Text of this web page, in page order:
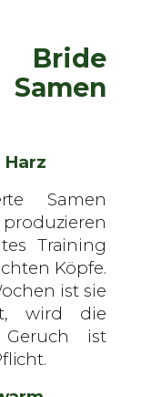
Samen
Training
Köpfe.
ist sie
wird die
ist